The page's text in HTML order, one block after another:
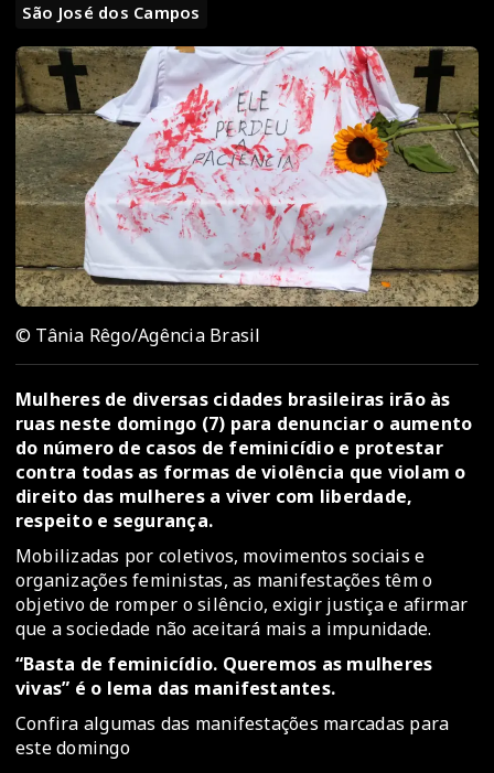
São José dos Campos
© Tânia Rêgo/Agência Brasil
Mulheres de diversas cidades brasileiras irão às
ruas neste domingo (7) para denunciar o aumento
do número de casos de feminicídio e protestar
contra todas as formas de violência que violam o
direito das mulheres a viver com liberdade,
respeito e segurança.
Mobilizadas por coletivos, movimentos sociais e
organizações feministas, as manifestações têm o
objetivo de romper o silêncio, exigir justiça e afirmar
que a sociedade não aceitará mais a impunidade.
“Basta de feminicídio. Queremos as mulheres
vivas” é o lema das manifestantes.
Confira algumas das manifestações marcadas para
este domingo